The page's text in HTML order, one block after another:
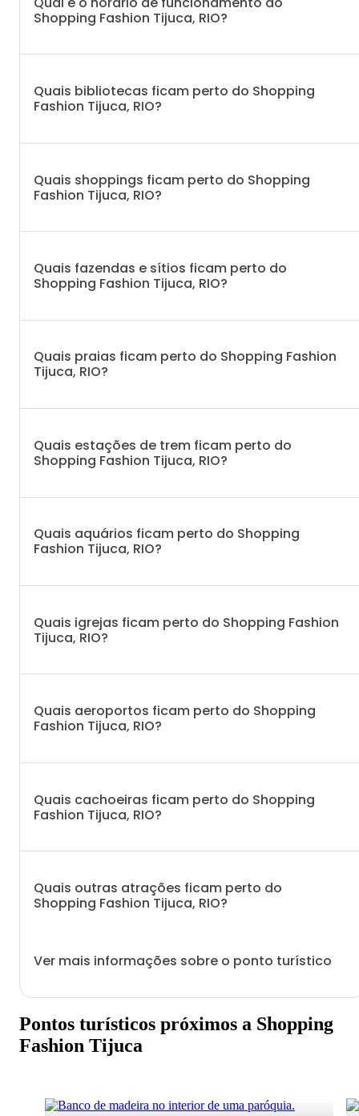
Shopping Fashion Tijuca, RIO?
Quais bibliotecas ficam perto do Shopping
Fashion Tijuca, RIO?
Quais shoppings ficam perto do Shopping
Fashion Tijuca, RIO?
Quais fazendas e sítios ficam perto do
Shopping Fashion Tijuca, RIO?
Quais praias ficam perto do Shopping Fashion
Tijuca, RIO?
Quais estações de trem ficam perto do
Shopping Fashion Tijuca, RIO?
Quais aquários ficam perto do Shopping
Fashion Tijuca, RIO?
Quais igrejas ficam perto do Shopping Fashion
Tijuca, RIO?
Quais aeroportos ficam perto do Shopping
Fashion Tijuca, RIO?
Quais cachoeiras ficam perto do Shopping
Fashion Tijuca, RIO?
Quais outras atrações ficam perto do
Shopping Fashion Tijuca, RIO?
Ver mais informações sobre o ponto turístico
Pontos turísticos próximos a Shopping
Fashion Tijuca